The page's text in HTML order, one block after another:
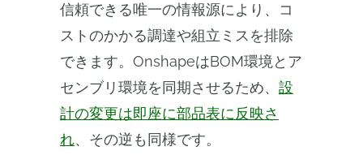
信頼できる唯一の情報源により、コ
ストのかかる調達や組立ミスを排除
できます。OnshapeはBOM環境とア
センブリ環境を同期させるため、 設
計の変更は即座に部品表に反映さ
れ、その逆も同様です。